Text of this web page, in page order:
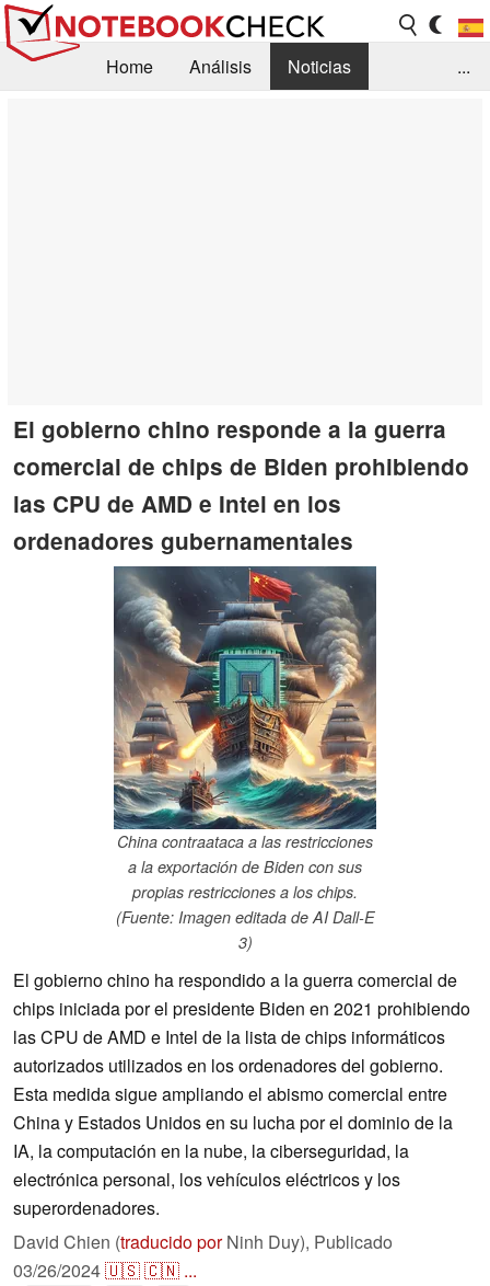
Home Análisis
Noticias
...
El gobierno chino responde a la guerra
comercial de chips de Biden prohibiendo
las CPU de AMD e Intel en los
ordenadores gubernamentales
China contraataca a las restricciones
a la exportación de Biden con sus
propias restricciones a los chips.
(Fuente: Imagen editada de AI Dall-E
3)
El gobierno chino ha respondido a la guerra comercial de
chips iniciada por el presidente Biden en 2021 prohibiendo
las CPU de AMD e Intel de la lista de chips informáticos
autorizados utilizados en los ordenadores del gobierno.
Esta medida sigue ampliando el abismo comercial entre
China y Estados Unidos en su lucha por el dominio de la
IA, la computación en la nube, la ciberseguridad, la
electrónica personal, los vehículos eléctricos y los
superordenadores.
David Chien (traducido porNinh Duy), Publicado
03/26/2024🇺🇸🇨🇳 ...